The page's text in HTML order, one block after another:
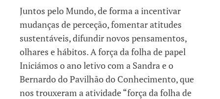
Juntos pelo Mundo, de forma a incentivar
mudanças de perceção, fomentar atitudes
sustentáveis, difundir novos pensamentos,
olhares e hábitos. A força da folha de papel
Iniciámos o ano letivo com a Sandra e o
Bernardo do Pavilhão do Conhecimento, que
nos trouxeram a atividade “força da folha de